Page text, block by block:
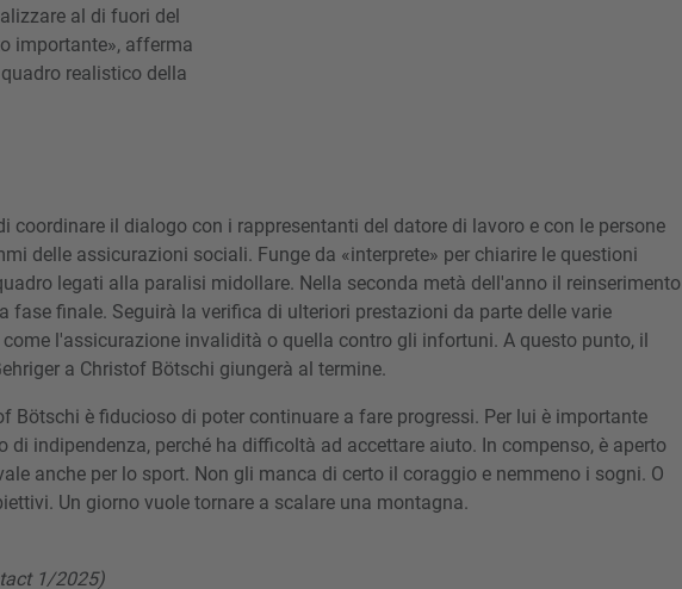
al di fuori del
importante», afferma
realistico della
coordinare il dialogo con i rappresentanti del datore di lavoro e con le persone
delle assicurazioni sociali. Funge da «interprete» per chiarire le questioni
legati alla paralisi midollare. Nella seconda metà dell'anno il reinserimento
fase finale. Seguirà la verifica di ulteriori prestazioni da parte delle varie
l'assicurazione invalidità o quella contro gli infortuni. A questo punto, il
a Christof Bötschi giungerà al termine.
Bötschi è fiducioso di poter continuare a fare progressi. Per lui è importante
di indipendenza, perché ha difficoltà ad accettare aiuto. In compenso, è aperto
anche per lo sport. Non gli manca di certo il coraggio e nemmeno i sogni. O
Un giorno vuole tornare a scalare una montagna.
1/2025)